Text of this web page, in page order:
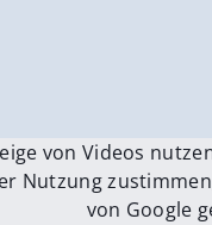
von Videos
Nutzung
von Google